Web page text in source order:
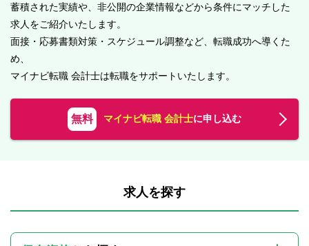
蓄積された実績や、非公開の企業情報などから条件にマッチした
求人をご紹介いたします。
面接・応募書類対策・スケジュール調整など、転職成功へ導くた
め、
マイナビ転職 会計士は転職をサポートいたします。
無料 マイナビ転職 会計士に申し込む
求人を探す